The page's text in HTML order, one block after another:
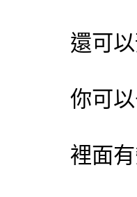
還可
你可
裡面